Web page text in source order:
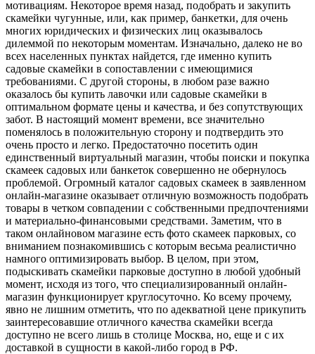
мотивациям. Некоторое время назад, подобрать и закупить
скамейки чугунные, или, как пример, банкетки, для очень
многих юридических и физических лиц оказывалось
дилеммой по некоторым моментам. Изначально, далеко не во
всех населенных пунктах найдется, где именно купить
садовые скамейки в сопоставлении с имеющимися
требованиями. С другой стороны, в любом разе важно
оказалось бы купить лавочки или садовые скамейки в
оптимальном формате цены и качества, и без сопутствующих
забот. В настоящий момент времени, все значительно
поменялось в положительную сторону и подтвердить это
очень просто и легко. Предостаточно посетить один
единственный виртуальный магазин, чтобы поиски и покупка
скамеек садовых или банкеток совершенно не обернулось
проблемой. Огромный каталог садовых скамеек в заявленном
онлайн-магазине оказывает отличную возможность подобрать
товары в четком совпадении с собственными предпочтениями
и материально-финансовыми средствами. Заметим, что в
таком онлайновом магазине есть фото скамеек парковых, со
вниманием познакомившись с которым весьма реалистично
намного оптимизировать выбор. В целом, при этом,
подыскивать скамейки парковые доступно в любой удобный
момент, исходя из того, что специализированный онлайн-
магазин функционирует круглосуточно. Ко всему прочему,
явно не лишним отметить, что по адекватной цене прикупить
заинтересовавшие отличного качества скамейки всегда
доступно не всего лишь в столице Москва, но, еще и с их
доставкой в сущности в какой-либо город в РФ.